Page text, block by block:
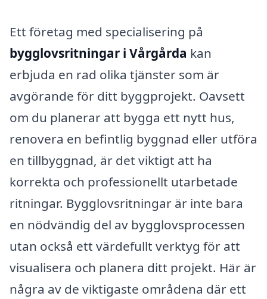
Ett företag med specialisering på
bygglovsritningar i Vårgårda kan
erbjuda en rad olika tjänster som är
avgörande för ditt byggprojekt. Oavsett
om du planerar att bygga ett nytt hus,
renovera en befintlig byggnad eller utföra
en tillbyggnad, är det viktigt att ha
korrekta och professionellt utarbetade
ritningar. Bygglovsritningar är inte bara
en nödvändig del av bygglovsprocessen
utan också ett värdefullt verktyg för att
visualisera och planera ditt projekt. Här är
några av de viktigaste områdena där ett